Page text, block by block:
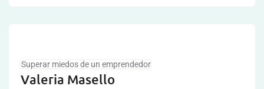
Superar miedos de un emprendedor
Valeria Masello